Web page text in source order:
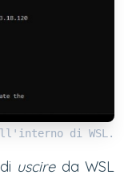
di WSL.
uscireda WSL